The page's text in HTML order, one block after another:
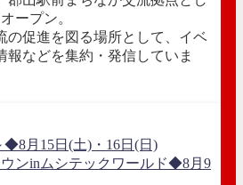
ープン。
の促進を図る場所として、イベ
報などを集約・発信していま
◆8月15日(土)・16日(日)
ンinムシテックワールド◆8月9